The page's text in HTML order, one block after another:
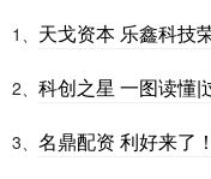
1、 天戈资本 乐鑫科技
2、 科创之星 一图读懂|
3、 名鼎配资 利好来了